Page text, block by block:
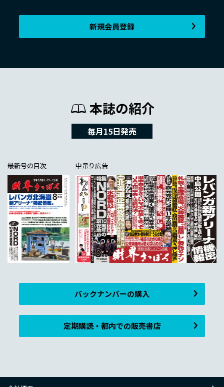
新規会員登録
本誌の紹介
毎月15日発売
最新号の目次 中吊り広告
バックナンバーの購入
定期購読・都内での販売書店